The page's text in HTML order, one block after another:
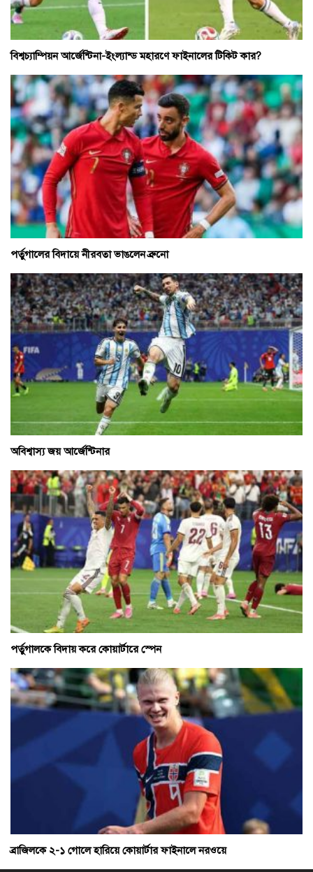
বিশ্বচ্যাম্পিয়ন আর্জেন্টিনা-ইংল্যান্ড মহারণে ফাইনালের টিকিট কার?
পর্তুগালের বিদায়ে নীরবতা ভাঙলেন ব্রুনো
অবিশ্বাস্য জয় আর্জেন্টিনার
পর্তুগালকে বিদায় করে কোয়ার্টারে স্পেন
ব্রাজিলকে ২-১ গোলে হারিয়ে কোয়ার্টার ফাইনালে নরওয়ে